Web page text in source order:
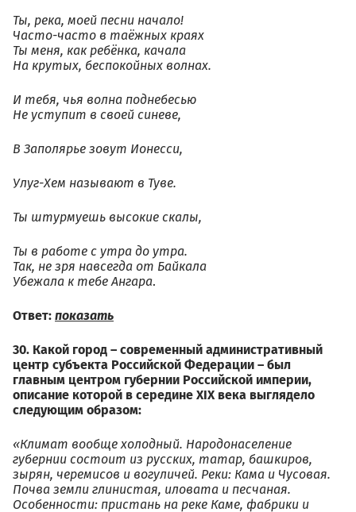
Ты, река, моей песни начало!
Часто-часто в таёжных краях
Ты меня, как ребёнка, качала
На крутых, беспокойных волнах.
И тебя, чья волна поднебесью
Не уступит в своей синеве,
В Заполярье зовут Ионесси,
Улуг-Хем называют в Туве.
Ты штурмуешь высокие скалы,
Ты в работе с утра до утра.
Так, не зря навсегда от Байкала
Убежала к тебе Ангара.
Ответ: показать
30. Какой город – современный административный
центр субъекта Российской Федерации – был
главным центром губернии Российской империи,
описание которой в середине XIX века выглядело
следующим образом:
«Климат вообще холодный. Народонаселение
губернии состоит из русских, татар, башкиров,
зырян, черемисов и вогуличей. Реки: Кама и Чусовая.
Почва земли глинистая, иловата и песчаная.
Особенности: пристань на реке Каме, фабрики и